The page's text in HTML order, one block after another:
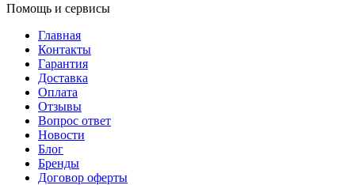
Помощь и сервисы
Главная
Контакты
Гарантия
Доставка
Оплата
Отзывы
Вопрос ответ
Новости
Блог
Бренды
Договор оферты